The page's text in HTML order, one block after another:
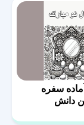
سفره
دانش